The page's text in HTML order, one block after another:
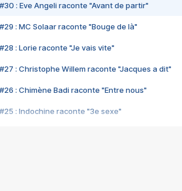
#30 : Eve Angeli raconte "Avant de partir"
#29 : MC Solaar raconte "Bouge de là"
#28 : Lorie raconte "Je vais vite"
#27 : Christophe Willem raconte "Jacques a dit"
#26 : Chimène Badi raconte "Entre nous"
#25 : Indochine raconte "3e sexe"